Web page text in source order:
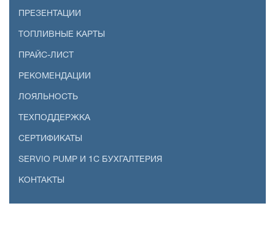
ПРЕЗЕНТАЦИИ
ТОПЛИВНЫЕ КАРТЫ
ПРАЙС-ЛИСТ
РЕКОМЕНДАЦИИ
ЛОЯЛЬНОСТЬ
ТЕХПОДДЕРЖКА
СЕРТИФИКАТЫ
SERVIO PUMP И 1С БУХГАЛТЕРИЯ
КОНТАКТЫ